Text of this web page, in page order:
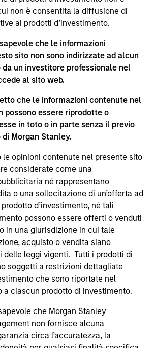
non è consentita la diffusione di
ai prodotti d’investimento.
che le informazioni
sito non sono indirizzate ad alcun
un investitore professionale nel
al sito web.
che le informazioni contenute nel
possono essere riprodotte o
in toto o in parte senza il previo
Morgan Stanley.
le opinioni contenute nel presente sito
considerate come una
né rappresentano
o una sollecitazione di un’offerta ad
d’investimento, né tali
possono essere offerti o venduti
in una giurisdizione in cui tale
acquisto o vendita siano
delle leggi vigenti. Tutti i prodotti di
soggetti a restrizioni dettagliate
che sono riportate nel
a ciascun prodotto di investimento.
che Morgan Stanley
non fornisce alcuna
circa l’accuratezza, la
sul sito
im/msinvf/index.html
la Sede legale all’indirizzo
R.C.S. Lussemburgo B 29 192.
agli aspetti di sostenibilità del
dei diritti degli investitori sono
sopra indicato.
italiani sono invitati a prendere
completo di sottoscrizione” (Extended
mentre la sezione “Informazioni
Kong” (“Additional Information for
all’interno del Prospetto riguarda
Prospetto Informativo, del
informazioni chiave per gli
dello statuto e delle relazioni
e ulteriori informazioni possono
rappresentante in Svizzera. Il
è Carnegie Fund Services S.A.,
1204 Ginevra. L’agente pagatore
Cantonale de Genève, 17, quai de l’Ile,
del Comparto in questione decide
di commercializzazione del Comparto
in cui esso è registrato per la vendita,
delle norme OICVM.
Glossario.
sono calcolati in base al valore
(NAV), al netto delle spese, e non